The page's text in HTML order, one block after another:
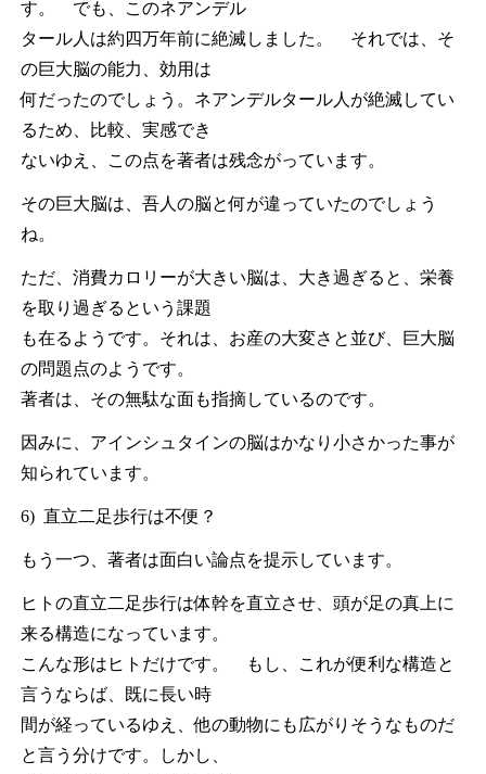
す。 でも、このネアンデル
タール人は約四万年前に絶滅しました。 それでは、そ
の巨大脳の能力、効用は
何だったのでしょう。ネアンデルタール人が絶滅してい
るため、比較、実感でき
ないゆえ、この点を著者は残念がっています。
その巨大脳は、吾人の脳と何が違っていたのでしょう
ね。
ただ、消費カロリーが大きい脳は、大き過ぎると、栄養
を取り過ぎるという課題
も在るようです。それは、お産の大変さと並び、巨大脳
の問題点のようです。
著者は、その無駄な面も指摘しているのです。
因みに、アインシュタインの脳はかなり小さかった事が
知られています。
6) 直立二足歩行は不便？
もう一つ、著者は面白い論点を提示しています。
ヒトの直立二足歩行は体幹を直立させ、頭が足の真上に
来る構造になっています。
こんな形はヒトだけです。 もし、これが便利な構造と
言うならば、既に長い時
間が経っているゆえ、他の動物にも広がりそうなものだ
と言う分けです。しかし、